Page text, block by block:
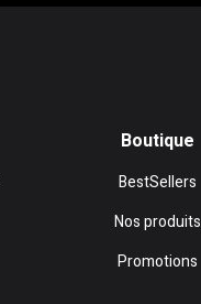
Boutique
BestSellers
Nos produits
Promotions